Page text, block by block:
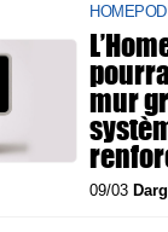
HOMEPOD
mur
09/03